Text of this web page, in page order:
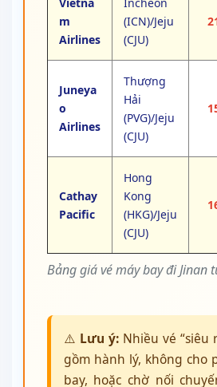
Bảng giá vé máy bay đi Jinan
m
Airlines
(ICN)/Jeju
(CJU)
Juneya
o
Airlines
Thượng
Hải
(PVG)/Jeju
(CJU)
Cathay
Pacific
Hong
Kong
(HKG)/Jeju
(CJU)
⚠️ Lưu ý:Nhiều vé “siêu
gồm hành lý, không cho
bay, hoặc chờ nối